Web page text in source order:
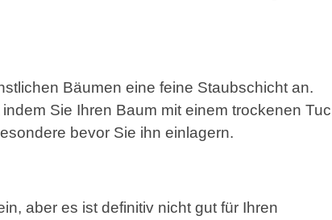
Bäumen eine feine Staubschicht an.
Sie Ihren Baum mit einem trockenen
bevor Sie ihn einlagern.
aber es ist definitiv nicht gut für Ihren